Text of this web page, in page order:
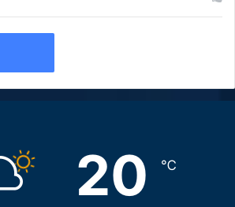
20 ℃